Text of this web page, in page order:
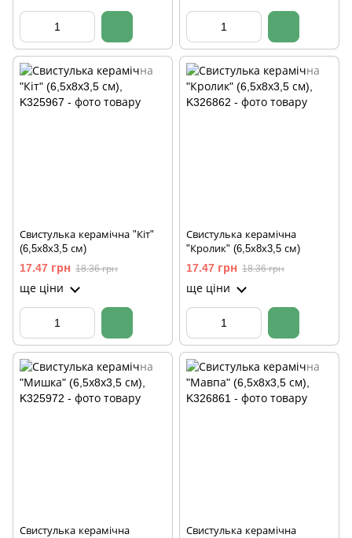
Свистулька керамічна "Кіт"
(6,5х8х3,5 см)
17.47 грн 18.36 грн
ще ціни
Свистулька керамічна
"Кролик" (6,5х8х3,5 см)
17.47 грн 18.36 грн
ще ціни
Свистулька керамічна
Свистулька керамічна